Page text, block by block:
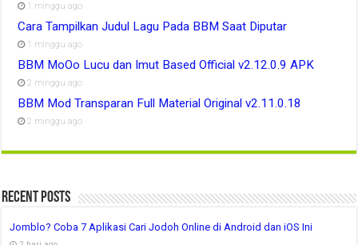
1 minggu ago
Cara Tampilkan Judul Lagu Pada BBM Saat Diputar
1 minggu ago
BBM MoOo Lucu dan Imut Based Official v2.12.0.9 APK
2 minggu ago
BBM Mod Transparan Full Material Original v2.11.0.18
2 minggu ago
Recent Posts
Jomblo? Coba 7 Aplikasi Cari Jodoh Online di Android dan iOS Ini